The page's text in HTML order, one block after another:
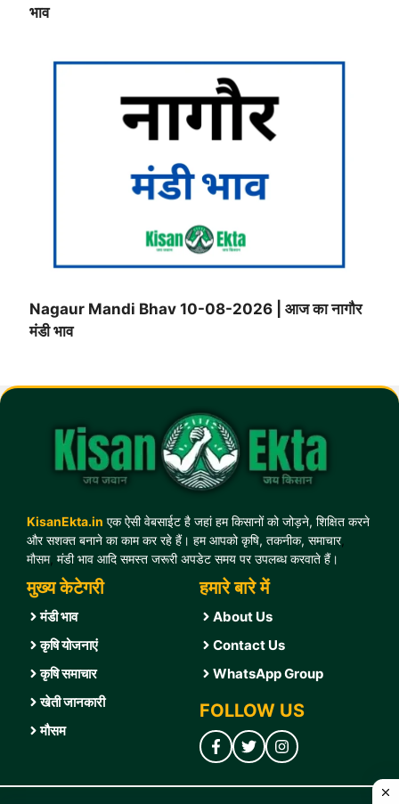
भाव
Nagaur Mandi Bhav 10-08-2026 | आज का नागौर
मंडी भाव
KisanEkta.in एक ऐसी वेबसाईट है जहां हम किसानों को जोड़ने, शिक्षित करने
और सशक्त बनाने का काम कर रहे हैं। हम आपको कृषि, तकनीक, समाचार,
मौसम, मंडी भाव आदि समस्त जरूरी अपडेट समय पर उपलब्ध करवाते हैं।
मुख्य केटेगरी
मंडी भाव
कृषि योजनाएं
कृषि समाचार
खेती जानकारी
मौसम
हमारे बारे में
About Us
Contact Us
WhatsApp Group
FOLLOW US